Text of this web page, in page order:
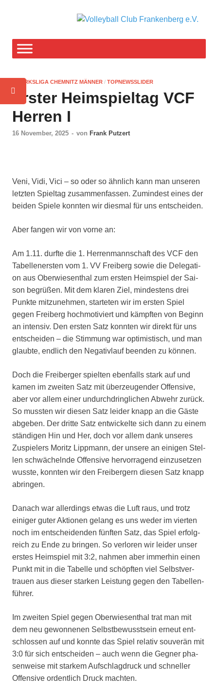
BEZIRKSLIGA CHEMNITZ MÄNNER / TOPNEWSSLIDER
Erster Heimspieltag VCF
Herren I
16 November, 2025 - von Frank Putzert
Veni, Vidi, Vici – so oder so ähn­lich kann man unse­ren
letz­ten Spiel­tag zusam­men­fas­sen. Zumin­dest eines der
bei­den Spie­le konn­ten wir dies­mal für uns ent­schei­den.
Aber fan­gen wir von vor­ne an:
Am 1.11. durf­te die 1. Her­ren­mann­schaft des VCF den
Tabel­len­ers­ten vom 1. VV Frei­berg sowie die Dele­ga­ti­
on aus Ober­wie­sen­thal zum ers­ten Heim­spiel der Sai­
son begrü­ßen. Mit dem kla­ren Ziel, min­des­tens drei
Punk­te mit­zu­neh­men, star­te­ten wir im ers­ten Spiel
gegen Frei­berg hoch­mo­ti­viert und kämpf­ten von Beginn
an inten­siv. Den ers­ten Satz konn­ten wir direkt für uns
ent­schei­den – die Stim­mung war opti­mis­tisch, und man
glaub­te, end­lich den Nega­tiv­lauf been­den zu kön­nen.
Doch die Frei­ber­ger spiel­ten eben­falls stark auf und
kamen im zwei­ten Satz mit über­zeu­gen­der Offen­si­ve,
aber vor allem einer undurch­dring­li­chen Abwehr zurück.
So muss­ten wir die­sen Satz lei­der knapp an die Gäs­te
abge­ben. Der drit­te Satz ent­wi­ckel­te sich dann zu einem
stän­di­gen Hin und Her, doch vor allem dank unse­res
Zuspie­lers Moritz Lipp­mann, der unse­re an eini­gen Stel­
len schwä­cheln­de Offen­si­ve her­vor­ra­gend ein­zu­set­zen
wuss­te, konn­ten wir den Frei­ber­gern die­sen Satz knapp
abrin­gen.
Danach war aller­dings etwas die Luft raus, und trotz
eini­ger guter Aktio­nen gelang es uns weder im vier­ten
noch im ent­schei­den­den fünf­ten Satz, das Spiel erfolg­
reich zu Ende zu brin­gen. So ver­lo­ren wir lei­der unser
ers­tes Heim­spiel mit 3:2, nah­men aber immer­hin einen
Punkt mit in die Tabel­le und schöpf­ten viel Selbst­ver­
trau­en aus die­ser star­ken Leis­tung gegen den Tabel­len­
füh­rer.
Im zwei­ten Spiel gegen Ober­wie­sen­thal trat man mit
dem neu gewon­ne­nen Selbst­be­wusst­sein erneut ent­
schlos­sen auf und konn­te das Spiel rela­tiv sou­ve­rän mit
3:0 für sich ent­schei­den – auch wenn die Geg­ner pha­
sen­wei­se mit star­kem Auf­schlag­druck und schnel­ler
Offen­si­ve ordent­lich Druck mach­ten.